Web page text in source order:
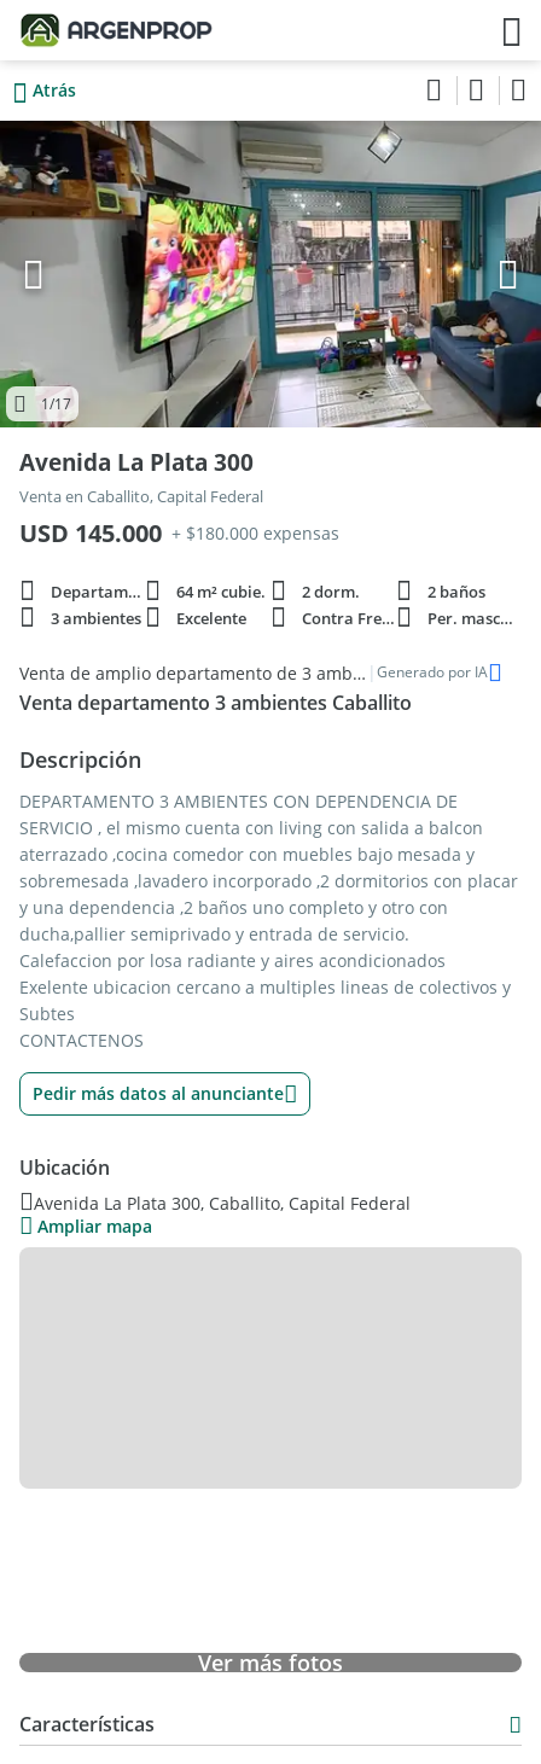
Atrás
1/17
Avenida La Plata 300
Venta en Caballito, Capital Federal
USD 145.000 + $180.000 expensas
Departamento 64 m² cubie. 2 dorm.
2 baños
3 ambientes
Excelente Contra Frente Per. mascota
Venta de amplio departamento de 3 ambientes en Caballito con balcón | Generado por IA
Venta departamento 3 ambientes Caballito
Descripción
DEPARTAMENTO 3 AMBIENTES CON DEPENDENCIA DE
SERVICIO , el mismo cuenta con living con salida a balcon
aterrazado ,cocina comedor con muebles bajo mesada y
sobremesada ,lavadero incorporado ,2 dormitorios con placar
y una dependencia ,2 baños uno completo y otro con
ducha,pallier semiprivado y entrada de servicio.
Calefaccion por losa radiante y aires acondicionados
Exelente ubicacion cercano a multiples lineas de colectivos y
Subtes
CONTACTENOS
Pedir más datos al anunciante
Ubicación
Avenida La Plata 300, Caballito, Capital Federal
Ampliar mapa
Ver más fotos
Características